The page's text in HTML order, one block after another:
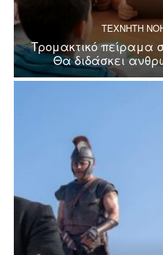
ΤΕΧΝΗΤΗ
Τρομακτικό πείραμα
Θα διδάσκει